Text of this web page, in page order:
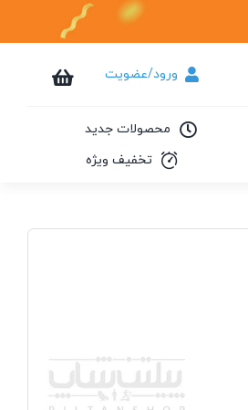
ورود/عضویت
محصولات جدید
تخفیف ویژه